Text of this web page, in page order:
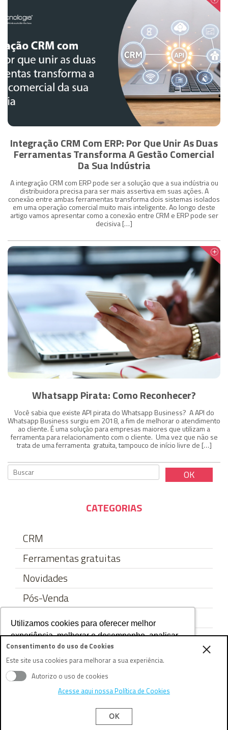
Utilizamos cookies para oferecer melhor
experiência, melhorar o desempenho, analisar
como você interage em nosso site e
personalizar conteúdo. Ao utilizar este site, você
concorda com o uso de cookies.
Utilizamos cookies para oferecer melhor
experiência, melhorar o desempenho, analisar
como você interage em nosso site e
personalizar conteúdo. Ao utilizar este site, você
concorda com o uso de cookies.
Integração CRM Com ERP: Por Que Unir As Duas
Ferramentas Transforma A Gestão Comercial
Da Sua Indústria
A integração CRM com ERP pode ser a solução que a sua indústria ou
distribuidora precisa para ser mais assertiva em suas ações. A
conexão entre ambas ferramentas transforma dois sistemas isolados
em uma operação comercial muito mais inteligente. Ao longo deste
artigo vamos apresentar como a conexão entre CRM e ERP pode ser
decisiva […]
Whatsapp Pirata: Como Reconhecer?
Você sabia que existe API pirata do Whatsapp Business? A API do
Whatsapp Business surgiu em 2018, a fim de melhorar o atendimento
ao cliente. É uma solução para empresas maiores que utilizam a
ferramenta para relacionamento com o cliente. Uma vez que não se
trata de uma ferramenta gratuita, tampouco de início livre de […]
CATEGORIAS
CRM
Ferramentas gratuitas
Novidades
Pós-Venda
Relacionamento
Tecnologia
Treinamento
Vendas
MAIS LIDOS
Consentimento do uso de Cookies
Este site usa cookies para melhorar a sua experiência.
Autorizo o uso de cookies
Acesse aqui nossa Política de Cookies
OK